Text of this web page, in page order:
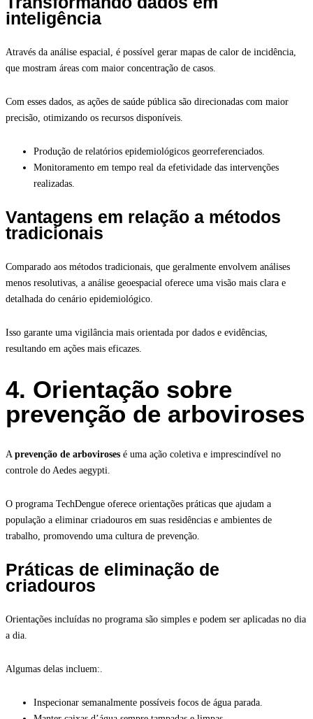
inteligência
Através da análise espacial, é possível gerar mapas de calor de incidência,
que mostram áreas com maior concentração de casos.
Com esses dados, as ações de saúde pública são direcionadas com maior
precisão, otimizando os recursos disponíveis.
Produção de relatórios epidemiológicos georreferenciados.
Monitoramento em tempo real da efetividade das intervenções
realizadas.
Vantagens em relação a métodos
tradicionais
Comparado aos métodos tradicionais, que geralmente envolvem análises
menos resolutivas, a análise geoespacial oferece uma visão mais clara e
detalhada do cenário epidemiológico.
Isso garante uma vigilância mais orientada por dados e evidências,
resultando em ações mais eficazes.
4. Orientação sobre
prevenção de arboviroses
A prevenção de arboviroses é uma ação coletiva e imprescindível no
controle do Aedes aegypti.
O programa TechDengue oferece orientações práticas que ajudam a
população a eliminar criadouros em suas residências e ambientes de
trabalho, promovendo uma cultura de prevenção.
Práticas de eliminação de
criadouros
Orientações incluídas no programa são simples e podem ser aplicadas no dia
a dia.
Algumas delas incluem:.
Inspecionar semanalmente possíveis focos de água parada.